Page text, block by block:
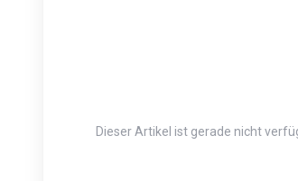
Dieser Artikel ist gerade nicht